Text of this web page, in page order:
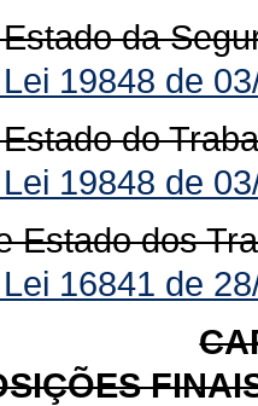
da
19848 de
do
19848 de
Estado dos
16841 de